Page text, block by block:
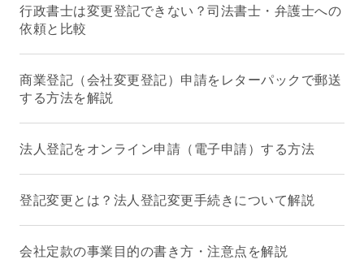
行政書士は変更登記できない？司法書士・弁護士への
依頼と比較
商業登記（会社変更登記）申請をレターパックで郵送
する方法を解説
法人登記をオンライン申請（電子申請）する方法
登記変更とは？法人登記変更手続きについて解説
会社定款の事業目的の書き方・注意点を解説